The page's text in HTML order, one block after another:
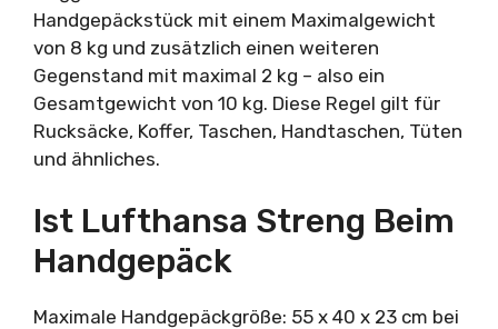
Handgepäckstück mit einem Maximalgewicht
von 8 kg und zusätzlich einen weiteren
Gegenstand mit maximal 2 kg – also ein
Gesamtgewicht von 10 kg. Diese Regel gilt für
Rucksäcke, Koffer, Taschen, Handtaschen, Tüten
und ähnliches.
Ist Lufthansa Streng Beim
Handgepäck
Maximale Handgepäckgröße: 55 x 40 x 23 cm bei